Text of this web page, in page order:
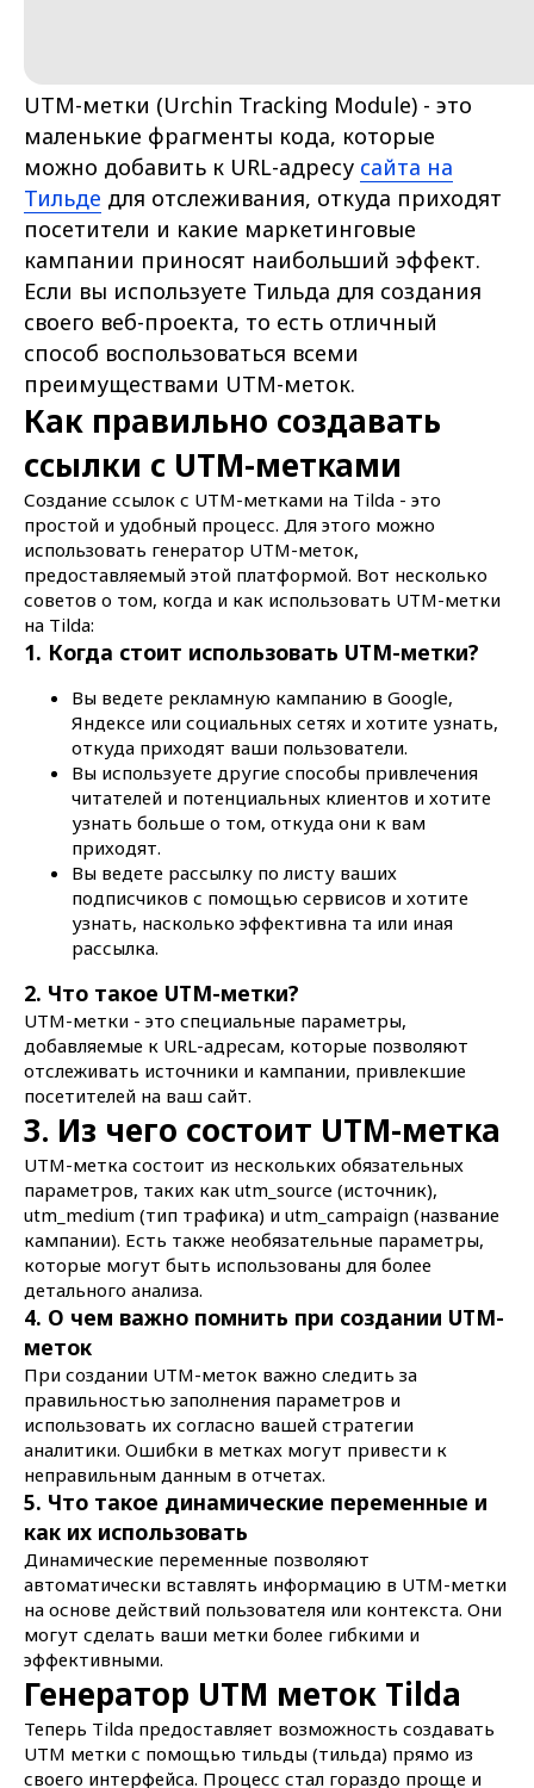
UTM-метки (Urchin Tracking Module) - это
маленькие фрагменты кода, которые
можно добавить к URL-адресу сайта на
Тильде для отслеживания, откуда приходят
посетители и какие маркетинговые
кампании приносят наибольший эффект.
Если вы используете Тильда для создания
своего веб-проекта, то есть отличный
способ воспользоваться всеми
преимуществами UTM-меток.
Как правильно создавать
ссылки с UTM-метками
Создание ссылок с UTM-метками на Tilda - это
простой и удобный процесс. Для этого можно
использовать генератор UTM-меток,
предоставляемый этой платформой. Вот несколько
советов о том, когда и как использовать UTM-метки
на Tilda:
1. Когда стоит использовать UTM-метки?
Вы ведете рекламную кампанию в Google,
Яндексе или социальных сетях и хотите узнать,
откуда приходят ваши пользователи.
Вы используете другие способы привлечения
читателей и потенциальных клиентов и хотите
узнать больше о том, откуда они к вам
приходят.
Вы ведете рассылку по листу ваших
подписчиков с помощью сервисов и хотите
узнать, насколько эффективна та или иная
рассылка.
2. Что такое UTM-метки?
UTM-метки - это специальные параметры,
добавляемые к URL-адресам, которые позволяют
отслеживать источники и кампании, привлекшие
посетителей на ваш сайт.
3. Из чего состоит UTM-метка
UTM-метка состоит из нескольких обязательных
параметров, таких как utm_source (источник),
utm_medium (тип трафика) и utm_campaign (название
кампании). Есть также необязательные параметры,
которые могут быть использованы для более
детального анализа.
4. О чем важно помнить при создании UTM-
меток
При создании UTM-меток важно следить за
правильностью заполнения параметров и
использовать их согласно вашей стратегии
аналитики. Ошибки в метках могут привести к
неправильным данным в отчетах.
5. Что такое динамические переменные и
как их использовать
Динамические переменные позволяют
автоматически вставлять информацию в UTM-метки
на основе действий пользователя или контекста. Они
могут сделать ваши метки более гибкими и
эффективными.
Генератор UTM меток Tilda
Теперь Tilda предоставляет возможность создавать
UTM метки с помощью тильды (тильда) прямо из
своего интерфейса. Процесс стал гораздо проще и